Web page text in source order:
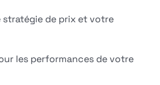
stratégie de prix et votre
les performances de votre